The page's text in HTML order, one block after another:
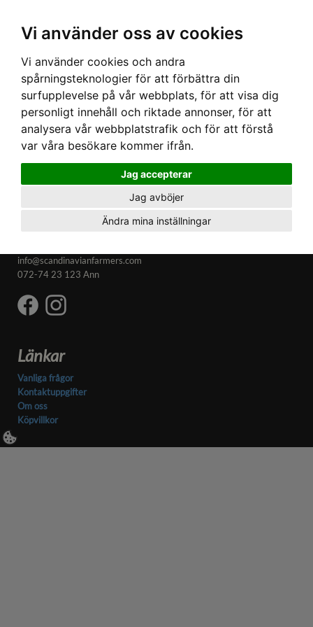
Vi använder oss av cookies
Vi använder cookies och andra
spårningsteknologier för att förbättra din
surfupplevelse på vår webbplats, för att visa dig
personligt innehåll och riktade annonser, för att
analysera vår webbplatstrafik och för att förstå
var våra besökare kommer ifrån.
Jag accepterar
Jag avböjer
Ändra mina inställningar
info@scandinavianfarmers.com
072-74 23 123 Ann
Länkar
Vanliga frågor
Kontaktuppgifter
Om oss
Köpvillkor